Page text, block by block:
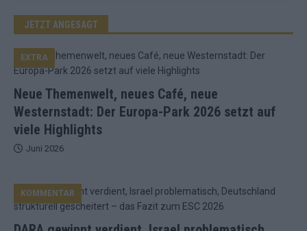
JETZT ANGESAGT
Neue Themenwelt, neues Café, neue
Westernstadt: Der Europa-Park 2026 setzt auf
viele Highlights
EXTRA
Juni 2026
KOMMENTAR